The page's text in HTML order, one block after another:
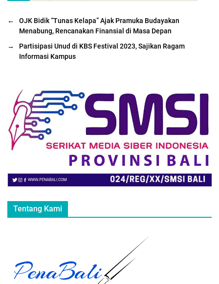
←
OJK Bidik “Tunas Kelapa” Ajak Pramuka Budayakan
Menabung, Rencanakan Finansial di Masa Depan
→
Partisipasi Unud di KBS Festival 2023, Sajikan Ragam
Informasi Kampus
Tentang Kami